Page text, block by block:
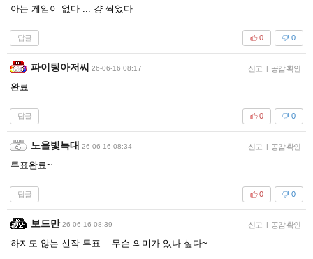
아는 게임이 없다 ... 걍 찍었다
답글 0
0
파이팅아저씨 26-06-16 08:17 신고 | 공감 확인
완료
답글 0
0
노을빛늑대 26-06-16 08:34 신고 | 공감 확인
투표완료~
답글 0
0
보드만 26-06-16 08:39 신고 | 공감 확인
하지도 않는 신작 투표... 무슨 의미가 있나 싶다~